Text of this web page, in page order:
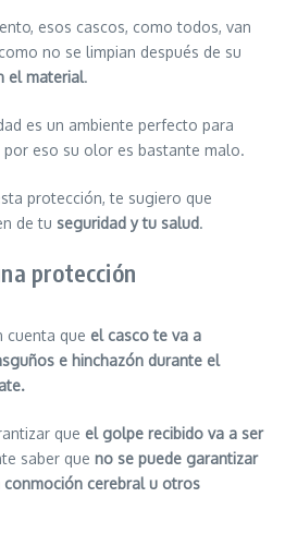
esos cascos, como todos, van
no se limpian después de su
el material.
es un ambiente perfecto para
eso su olor es bastante malo.
protección, te sugiero que
de tu seguridad y tu salud.
protección
cuenta que el casco te va a
e hinchazón durante el
que el golpe recibido va a ser
saber que no se puede garantizar
cerebral u otros